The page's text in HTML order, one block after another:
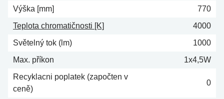
Výška [mm]
770
Teplota chromatičnosti [K]
4000
Světelný tok (lm)
1000
Max. příkon
1x4,5W
Recyklacni poplatek (započten v
ceně)
0